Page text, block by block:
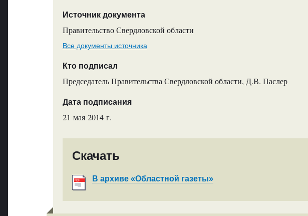
Источник документа
Правительство Свердловской области
Все документы источника
Кто подписал
Председатель Правительства Свердловской области, Д.В. Паслер
Дата подписания
21 мая 2014 г.
Скачать
В архиве «Областной газеты»